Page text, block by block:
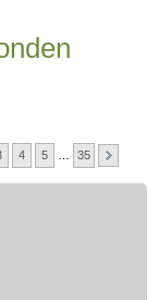
4 5 35